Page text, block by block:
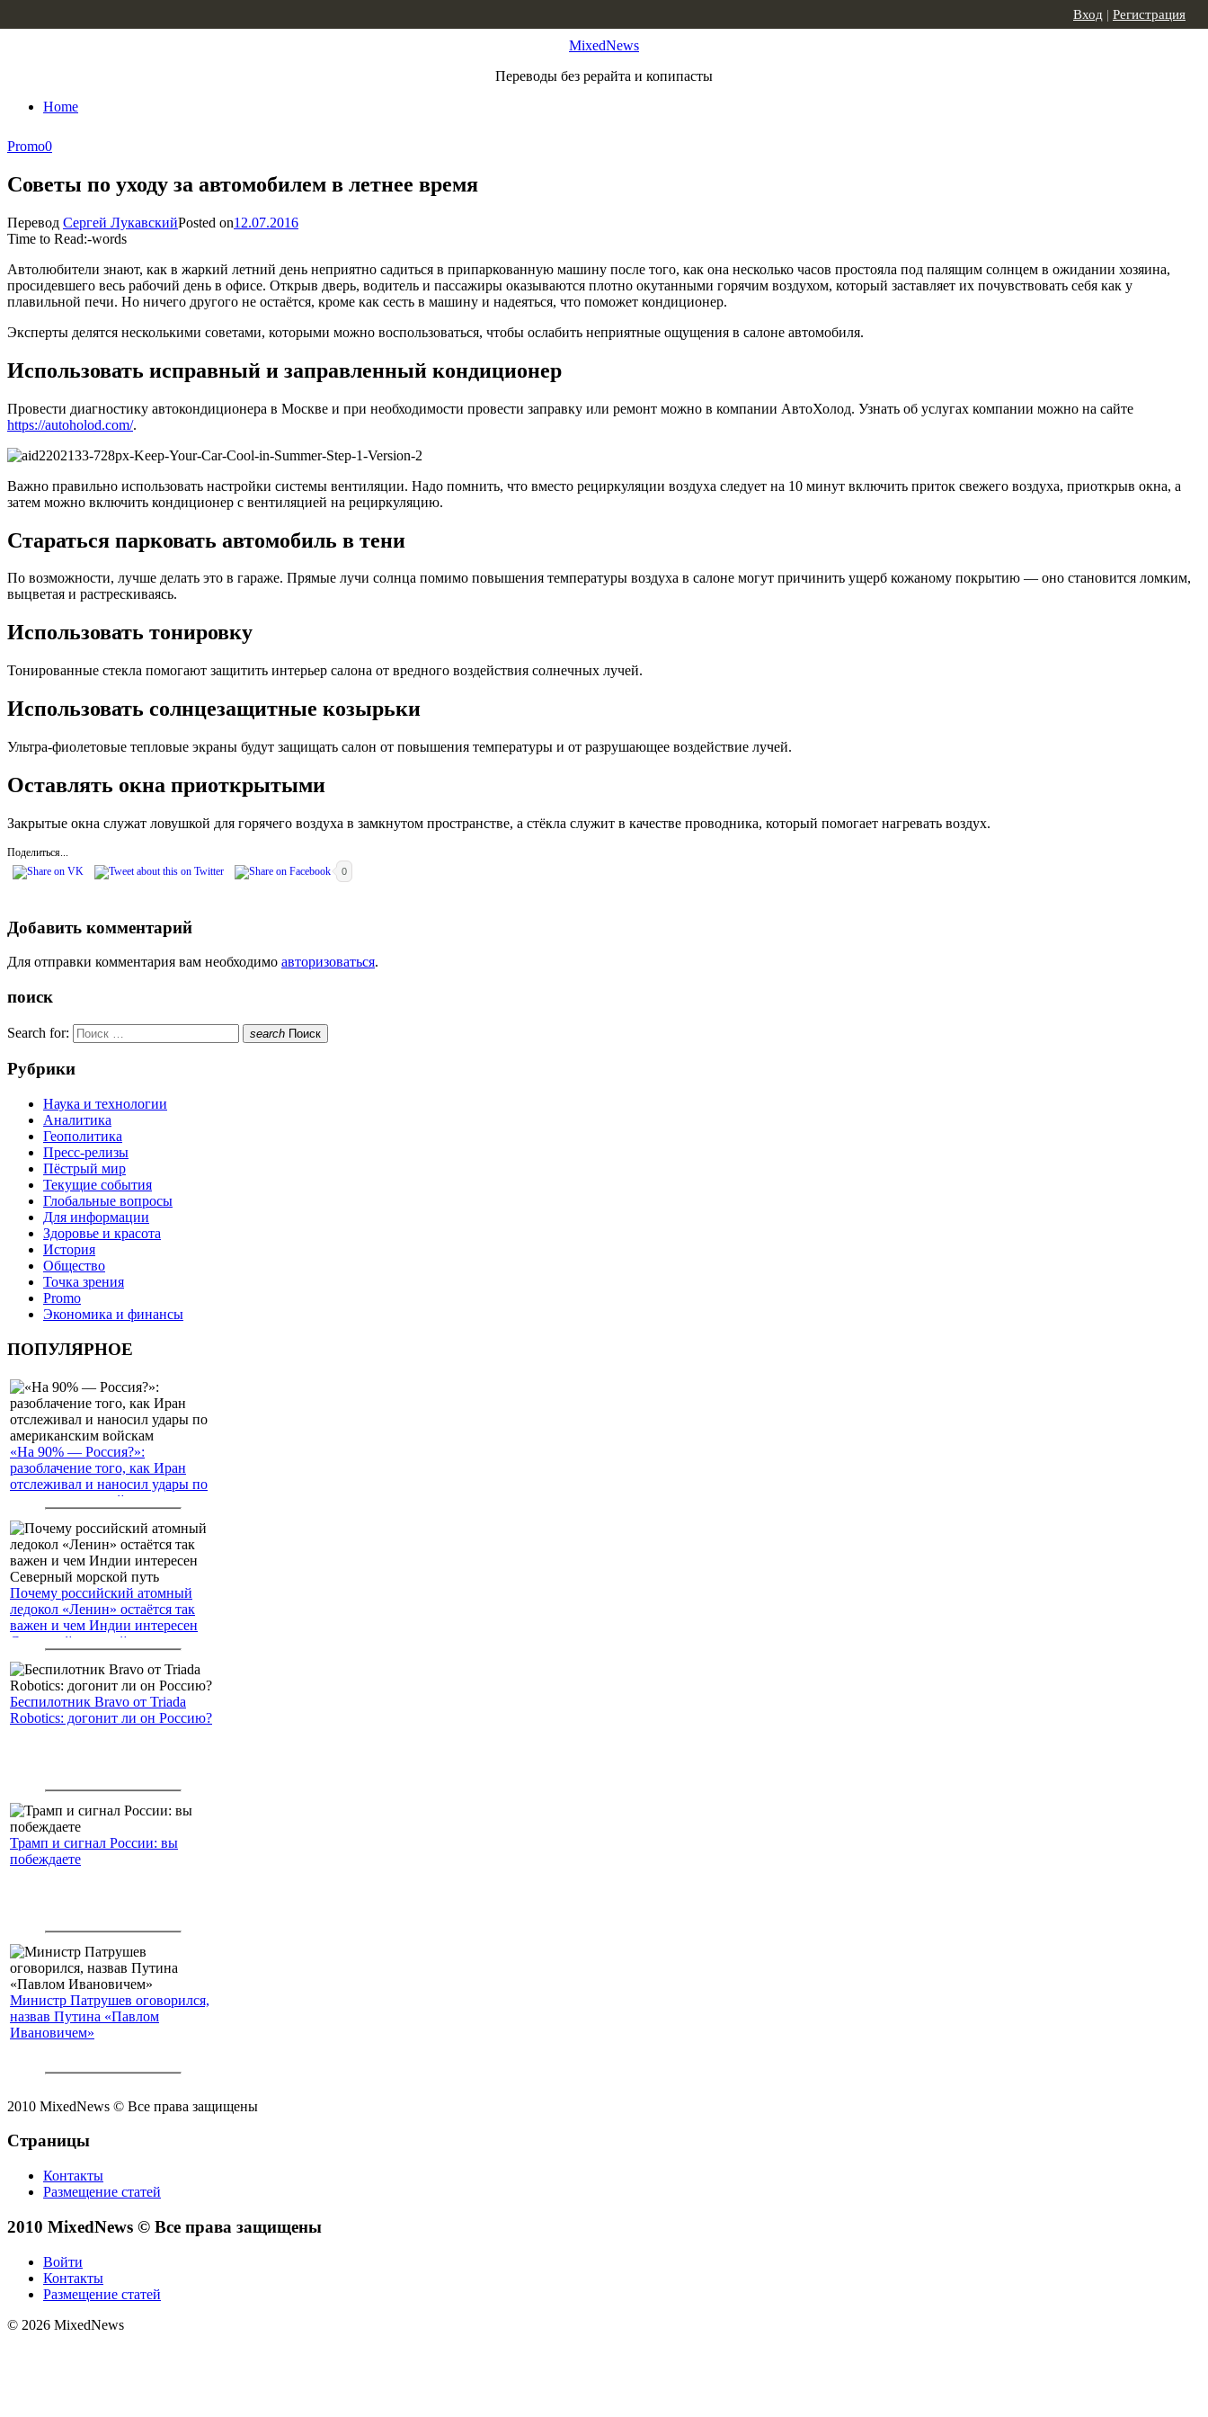
MixedNews
Переводы без рерайта и копипасты
Home
Вход | Регистрация
Promo0
Советы по уходу за автомобилем в летнее время
Перевод Сергей ЛукавскийPosted on12.07.2016
Time to Read:-words
Автолюбители знают, как в жаркий летний день неприятно садиться в припаркованную машину после того, как она несколько часов простояла под палящим солнцем в ожидании хозяина,
просидевшего весь рабочий день в офисе. Открыв дверь, водитель и пассажиры оказываются плотно окутанными горячим воздухом, который заставляет их почувствовать себя как у
плавильной печи. Но ничего другого не остаётся, кроме как сесть в машину и надеяться, что поможет кондиционер.
Эксперты делятся несколькими советами, которыми можно воспользоваться, чтобы ослабить неприятные ощущения в салоне автомобиля.
Использовать исправный и заправленный кондиционер
Провести диагностику автокондиционера в Москве и при необходимости провести заправку или ремонт можно в компании АвтоХолод. Узнать об услугах компании можно на сайте
https://autoholod.com/.
Важно правильно использовать настройки системы вентиляции. Надо помнить, что вместо рециркуляции воздуха следует на 10 минут включить приток свежего воздуха, приоткрыв окна, а
затем можно включить кондиционер с вентиляцией на рециркуляцию.
Стараться парковать автомобиль в тени
По возможности, лучше делать это в гараже. Прямые лучи солнца помимо повышения температуры воздуха в салоне могут причинить ущерб кожаному покрытию — оно становится ломким,
выцветая и растрескиваясь.
Использовать тонировку
Тонированные стекла помогают защитить интерьер салона от вредного воздействия солнечных лучей.
Использовать солнцезащитные козырьки
Ультра-фиолетовые тепловые экраны будут защищать салон от повышения температуры и от разрушающее воздействие лучей.
Оставлять окна приоткрытыми
Закрытые окна служат ловушкой для горячего воздуха в замкнутом пространстве, а стёкла служит в качестве проводника, который помогает нагревать воздух.
Поделиться...
0
Добавить комментарий
Для отправки комментария вам необходимо авторизоваться.
поиск
Search for: search Поиск
Рубрики
Наука и технологии
Аналитика
Геополитика
Пресс-релизы
Пёстрый мир
Текущие события
Глобальные вопросы
Для информации
Здоровье и красота
История
Общество
Точка зрения
Promo
Экономика и финансы
ПОПУЛЯРНОЕ
«На 90% — Россия?»:
разоблачение того, как Иран
отслеживал и наносил удары по
американским войскам
Почему российский атомный
ледокол «Ленин» остаётся так
важен и чем Индии интересен
Северный морской путь
Беспилотник Bravo от Triada
Robotics: догонит ли он Россию?
Трамп и сигнал России: вы
побеждаете
Министр Патрушев оговорился,
назвав Путина «Павлом
Ивановичем»
2010 MixedNews © Все права защищены
Страницы
Контакты
Размещение статей
2010 MixedNews © Все права защищены
Войти
Контакты
Размещение статей
© 2026 MixedNews